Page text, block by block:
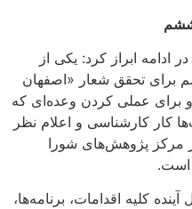
ششم
ابراز کرد: یکی از
تحقق شعار «اصفهان
برای عملی کردن وعده‌ای که
کار کارشناسی و اعلام نظر
مرکز پژوهش‌های شورا
است.
کرد: قرار است در ۴ سال آینده کلیه اقدامات، برنامه‌ها،